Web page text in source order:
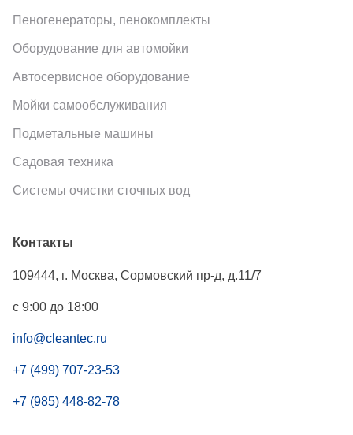
Пеногенераторы, пенокомплекты
Оборудование для автомойки
Автосервисное оборудование
Мойки самообслуживания
Подметальные машины
Садовая техника
Системы очистки сточных вод
Контакты
109444, г. Москва, Сормовский пр-д, д.11/7
с 9:00 до 18:00
info@cleantec.ru
+7 (499) 707-23-53
+7 (985) 448-82-78